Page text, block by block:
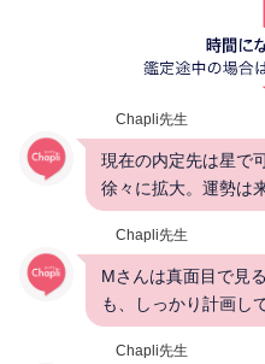
Chapli先生
現在の内定先は星で
徐々に拡大。運勢は
Chapli先生
Mさんは真面目で見
も、しっかり計画し
Chapli先生